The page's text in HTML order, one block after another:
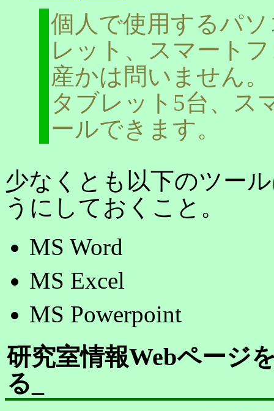
個人で使用するパソ
レット、スマート
産かは問いません
タブレット5台、ス
ールできます。
少なくとも以下のツー
うにしておくこと。
MS Word
MS Excel
MS Powerpoint
研究室情報Webページ
る